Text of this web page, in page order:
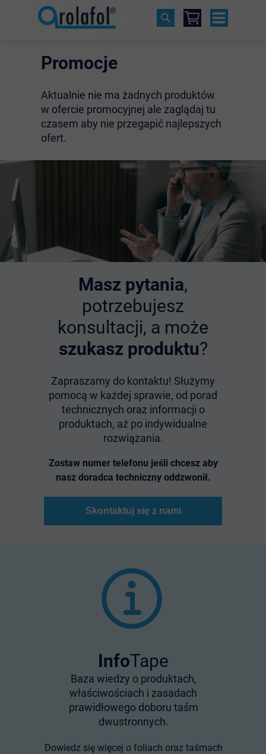
Promocje
Aktualnie nie ma żadnych produktów
w ofercie promocyjnej ale zaglądaj tu
czasem aby nie przegapić najlepszych
ofert.
Masz pytania,
potrzebujesz
konsultacji, a może
szukasz produktu?
Zapraszamy do kontaktu! Służymy
pomocą w każdej sprawie, od porad
technicznych oraz informacji o
produktach, aż po indywidualne
rozwiązania.
Zostaw numer telefonu jeśli chcesz aby
nasz doradca techniczny oddzwonił.
Skontaktuj się z nami
InfoTape
Baza wiedzy o produktach,
właściwościach i zasadach
prawidłowego doboru taśm
dwustronnych.
Dowiedz się więcej o foliach oraz taśmach